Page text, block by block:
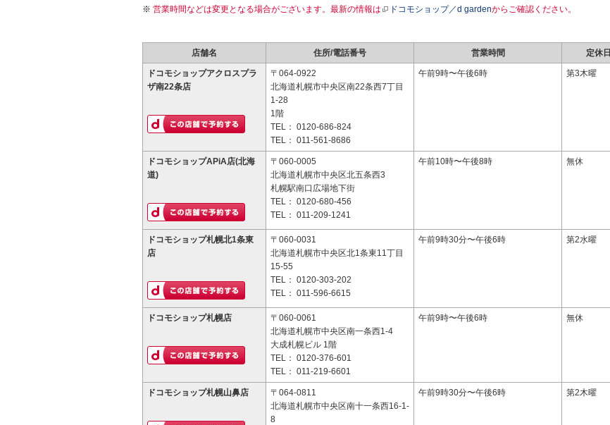
営業時間などは変更となる場合がございます。最新の情報は ドコモショップ／d gardenからご確認ください。
店舗名 住所/電話番号 営業時間 定休日
ドコモショップアクロスプラ
ザ南22条店
〒064-0922
北海道札幌市中央区南22条西7丁目
1-28
1階
TEL： 0120-686-824
TEL： 011-561-8686
午前9時〜午後6時 第3木曜
ドコモショップAPiA店(北海
道)
〒060-0005
北海道札幌市中央区北五条西3
札幌駅南口広場地下街
TEL： 0120-680-456
TEL： 011-209-1241
午前10時〜午後8時 無休
ドコモショップ札幌北1条東
店
〒060-0031
北海道札幌市中央区北1条東11丁目
15-55
TEL： 0120-303-202
TEL： 011-596-6615
午前9時30分〜午後6時 第2水曜
ドコモショップ札幌店
〒060-0061
北海道札幌市中央区南一条西1-4
大成札幌ビル 1階
TEL： 0120-376-601
TEL： 011-219-6601
午前9時〜午後6時 無休
ドコモショップ札幌山鼻店
〒064-0811
北海道札幌市中央区南十一条西16-1-
8
午前9時30分〜午後6時 第2木曜